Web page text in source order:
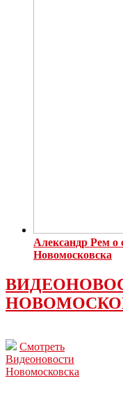
Александр Рем о
Новомосковска
Смотреть
Видеоновости
Новомосковска